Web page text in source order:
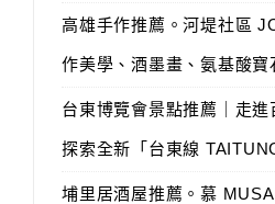
高雄手作推薦。河堤社區
作美學、酒墨畫、氨基酸寶
台東博覽會景點推薦｜走進
探索全新「台東線
埔里居酒屋推薦。慕